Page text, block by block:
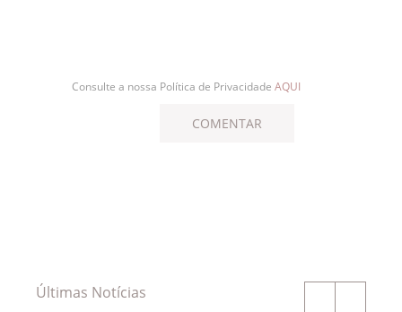
Consulte a nossa Política de Privacidade AQUI
Últimas Notícias